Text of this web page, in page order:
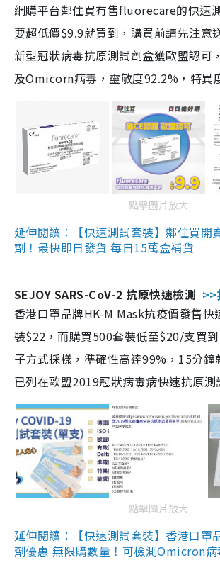
網購平台鄰住買有售fluorecare的快速
要超低價$9.9就買到，購買前請先注意
新型冠狀病毒抗原測試劑盒獲歐盟認可
及Omicorn病毒，靈敏度92.2%，特異
點擊圖片放大
延伸閱讀：【快速測試套裝】鄰住買開
劑！最快即日發貨 每日15萬盒補貨
SEJOY SARS-CoV-2 抗原快速檢測 >>
香港口罩品牌HK-M Mask抗疫價發售快
裝$22，而購買500套裝低至$20/支買
子方式採樣，準確性高達99%，15分鐘
已列在歐盟2019冠狀病毒病快速抗原測
點擊圖片放大
延伸閱讀：【快速測試套裝】香港口罩
劑優惠 無限購數量！可檢測Omicron病